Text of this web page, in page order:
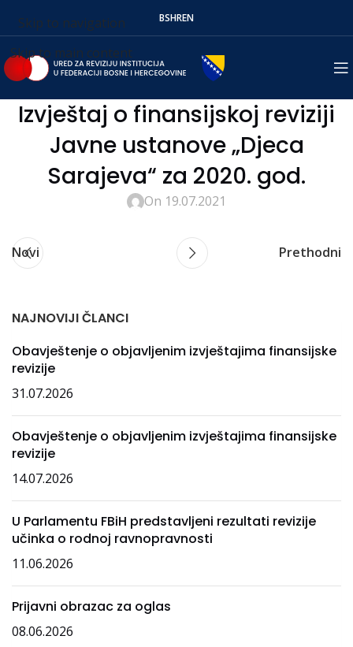
Skip to navigation
Skip to main content
BSHREN
Izvještaj o finansijskoj reviziji
Javne ustanove „Djeca
Sarajeva“ za 2020. god.
On 19.07.2021
Novi Prethodni
NAJNOVIJI ČLANCI
Obavještenje o objavljenim izvještajima finansijske
revizije
31.07.2026
Obavještenje o objavljenim izvještajima finansijske
revizije
14.07.2026
U Parlamentu FBiH predstavljeni rezultati revizije
učinka o rodnoj ravnopravnosti
11.06.2026
Prijavni obrazac za oglas
08.06.2026